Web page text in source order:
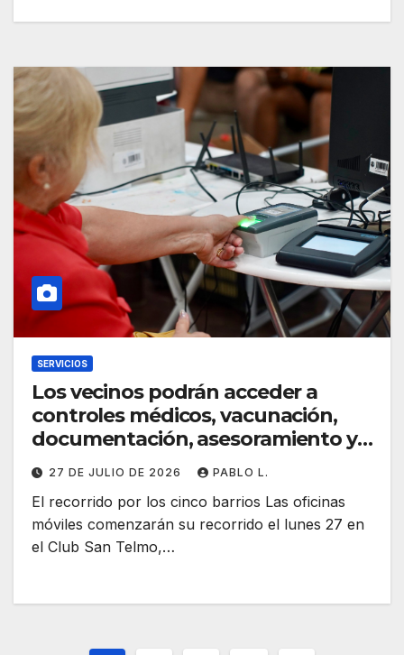
SERVICIOS
Los vecinos podrán acceder a
controles médicos, vacunación,
documentación, asesoramiento y
otros servicios.
27 DE JULIO DE 2026 PABLO L.
El recorrido por los cinco barrios Las oficinas
móviles comenzarán su recorrido el lunes 27 en
el Club San Telmo,…